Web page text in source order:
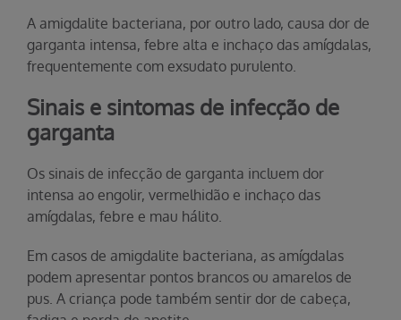
A amigdalite bacteriana, por outro lado, causa dor de
garganta intensa, febre alta e inchaço das amígdalas,
frequentemente com exsudato purulento.
Sinais e sintomas de infecção de
garganta
Os sinais de infecção de garganta incluem dor
intensa ao engolir, vermelhidão e inchaço das
amígdalas, febre e mau hálito.
Em casos de amigdalite bacteriana, as amígdalas
podem apresentar pontos brancos ou amarelos de
pus. A criança pode também sentir dor de cabeça,